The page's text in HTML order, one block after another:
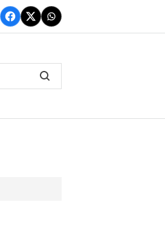
Facebook
TwitterWhatsApp